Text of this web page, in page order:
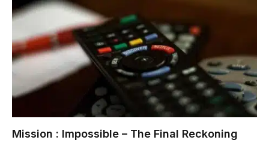
Mission : Impossible – The Final Reckoning